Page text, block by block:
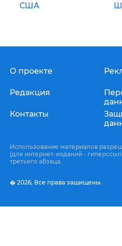
США
О проекте
Редакция
Контакты
Использование материалов
(для интернет-изданий -
третьего абзаца.
� 2026, Все права защищены.